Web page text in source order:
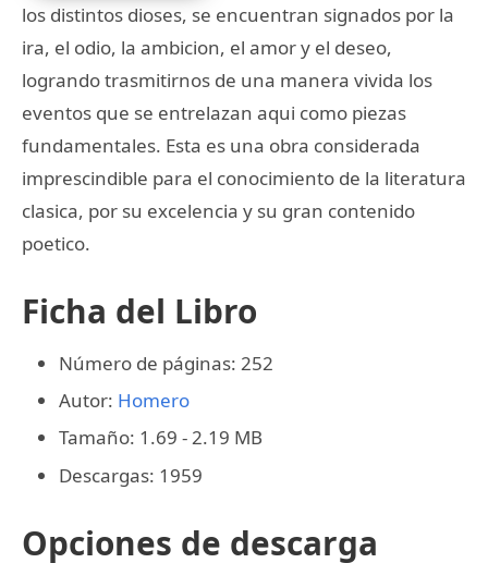
los distintos dioses, se encuentran signados por la
ira, el odio, la ambicion, el amor y el deseo,
logrando trasmitirnos de una manera vivida los
eventos que se entrelazan aqui como piezas
fundamentales. Esta es una obra considerada
imprescindible para el conocimiento de la literatura
clasica, por su excelencia y su gran contenido
poetico.
Ficha del Libro
Número de páginas: 252
Autor: Homero
Tamaño: 1.69 - 2.19 MB
Descargas: 1959
Opciones de descarga